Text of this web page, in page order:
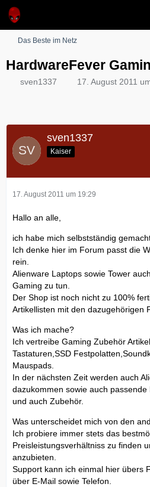
Das Beste im Netz
HardwareFever
sven1337 17. August 2011
sven1337
Kaiser
17. August 2011 um 19:29
Hallo an alle,
ich habe mich selbstständig
Ich denke hier im Forum passt die
rein.
Alienware Laptops sowie Tower
Gaming zu tun.
Der Shop ist noch nicht zu 100%
Artikellisten mit den dazugehörigen
Was ich mache?
Ich vertreibe Gaming Zubehör
Tastaturen,SSD
Mauspads.
In der nächsten Zeit werden auch
dazukommen sowie auch
und auch Zubehör.
Was unterscheidet mich von den
Ich probiere immer stets das
Preisleistungsverhältniss zu finden
anzubieten.
Support kann ich einmal hier übers
über E-Mail sowie Telefon.